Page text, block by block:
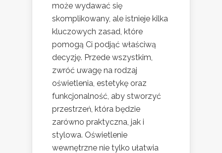
może wydawać się
skomplikowany, ale istnieje kilka
kluczowych zasad, które
pomogą Ci podjąć właściwą
decyzję. Przede wszystkim,
zwróć uwagę na rodzaj
oświetlenia, estetykę oraz
funkcjonalność, aby stworzyć
przestrzeń, która będzie
zarówno praktyczna, jak i
stylowa. Oświetlenie
wewnętrzne nie tylko ułatwia